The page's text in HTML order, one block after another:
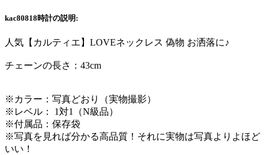
kac80818時計の説明:
人気【カルティエ】LOVEネックレス 偽物 お洒落に♪
チェーンの長さ：43cm
※カラー：写真どおり（実物撮影）
※レベル： 1対1（N級品）
※付属品：保存袋
※写真を見れば分かる高品質！それに実物は写真よりよほど
いい！